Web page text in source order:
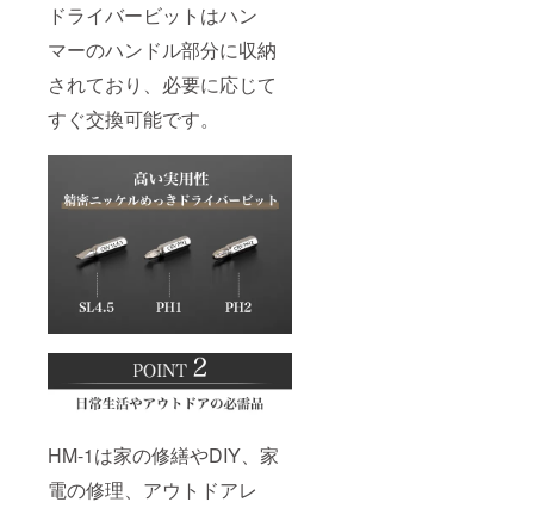
ドライバービットはハン
マーのハンドル部分に収納
されており、必要に応じて
すぐ交換可能です。
HM-1は家の修繕やDIY、家
電の修理、アウトドアレ